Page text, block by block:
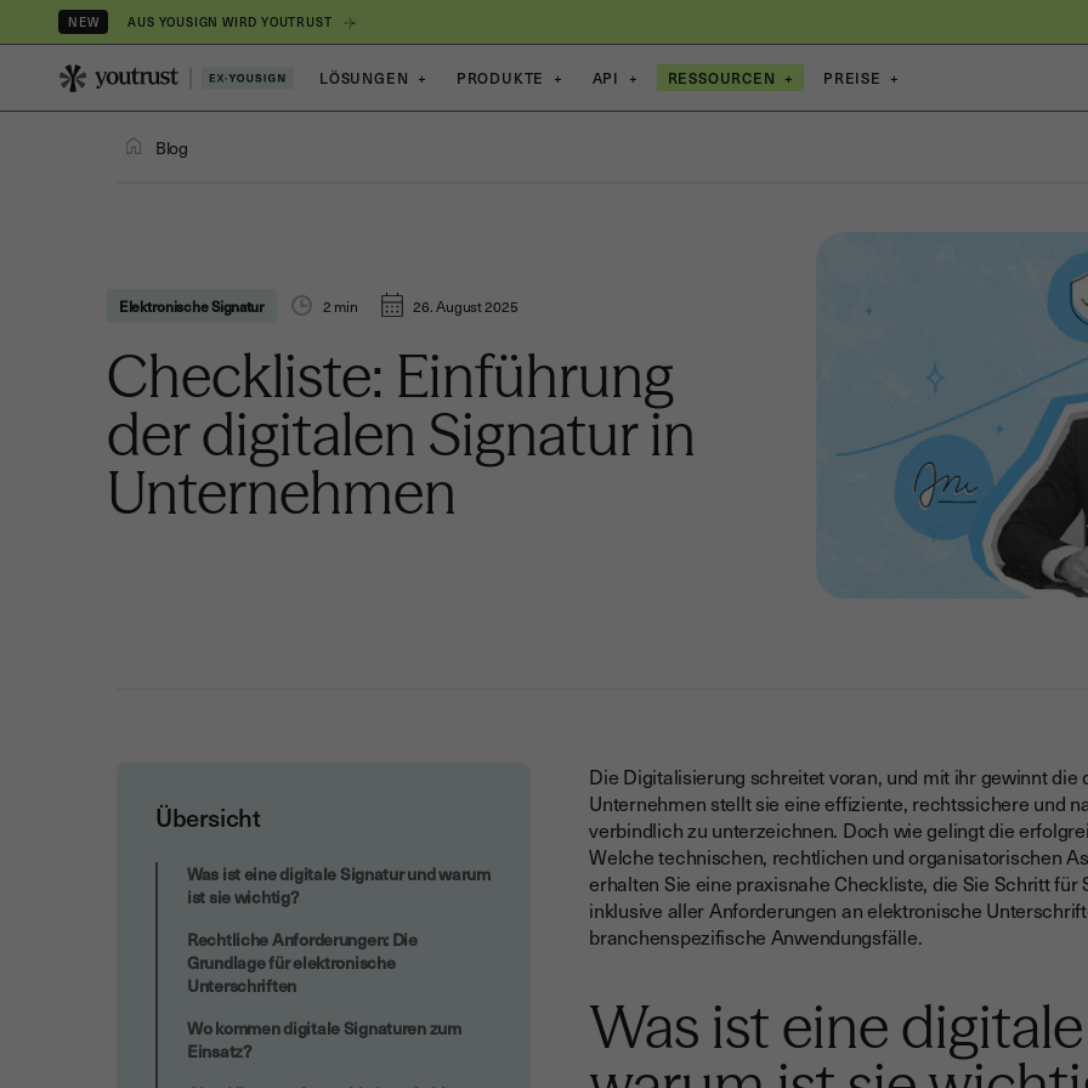
NEW AUS YOUSIGN WIRD YOUTRUST
LÖSUNGEN + PRODUKTE + API + RESSOURCEN + PREISE +
Blog
Elektronische Signatur 2 min 26. August 2025
Checkliste: Einführung
der digitalen Signatur in
Unternehmen
Übersicht
Implementierung: Von der Theorie zur
Praxis
Was ist eine digitale Signatur und warum
ist sie wichtig?
Rechtliche Anforderungen: Die
Grundlage für elektronische
Unterschriften
Wo kommen digitale Signaturen zum
Einsatz?
Die Digitalisierung schreitet voran, und mit ihr gewinnt
Unternehmen stellt sie eine effiziente, rechtssichere und
verbindlich zu unterzeichnen. Doch wie gelingt die
Welche technischen, rechtlichen und organisatorischen
erhalten Sie eine praxisnahe Checkliste, die Sie Schritt
inklusive aller Anforderungen an elektronische
branchenspezifische Anwendungsfälle.
Was ist eine